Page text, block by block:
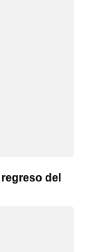
del